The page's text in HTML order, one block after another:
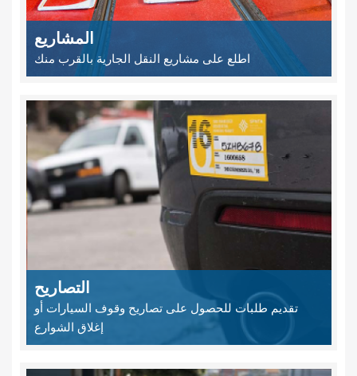
المشاريع
اطلع على مشاريع النقل الجارية بالقرب منك
التصاريح
تقديم طلبات للحصول على تصاريح وقوف السيارات أو
إغلاق الشوارع